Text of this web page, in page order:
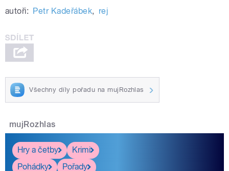
autoři: Petr Kadeřábek, rej
Všechny díly pořadu na mujRozhlas
mujRozhlas
Hry a četby
Krimi
Pohádky
Pořady